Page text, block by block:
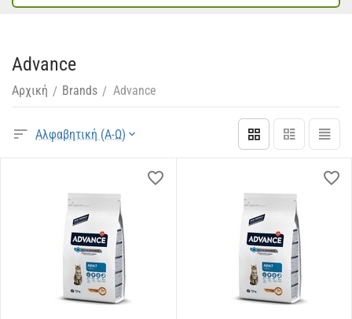
Advance
Αρχική / Brands / Advance
Αλφαβητική (Α-Ω)